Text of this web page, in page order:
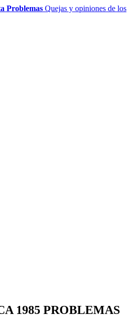
Problemas Quejas y opiniones de los
1985 PROBLEMAS